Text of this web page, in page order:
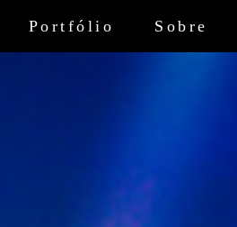
Portfólio Sobre